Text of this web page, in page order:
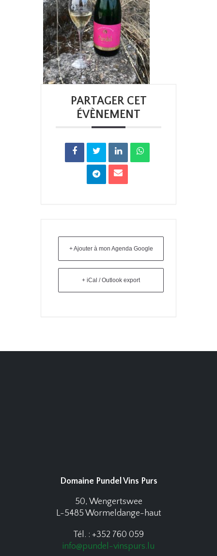
PARTAGER CET
ÉVÈNEMENT
+ Ajouter à mon Agenda Google
+ iCal / Outlook export
Domaine Pundel Vins Purs
50, Wengertswee
L-5485 Wormeldange-haut
Tél. : +352 760 059
info@pundel-vinspurs.lu